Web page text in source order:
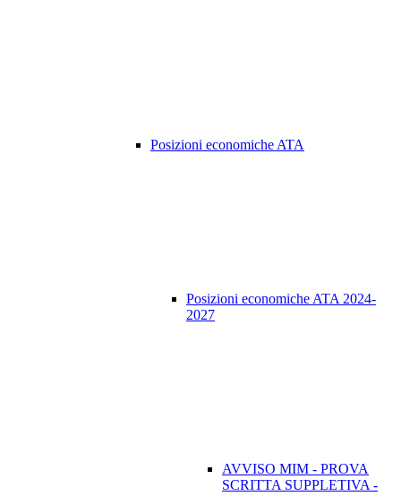
Posizioni economiche ATA
Posizioni economiche ATA 2024-
2027
AVVISO MIM - PROVA
SCRITTA SUPPLETIVA -